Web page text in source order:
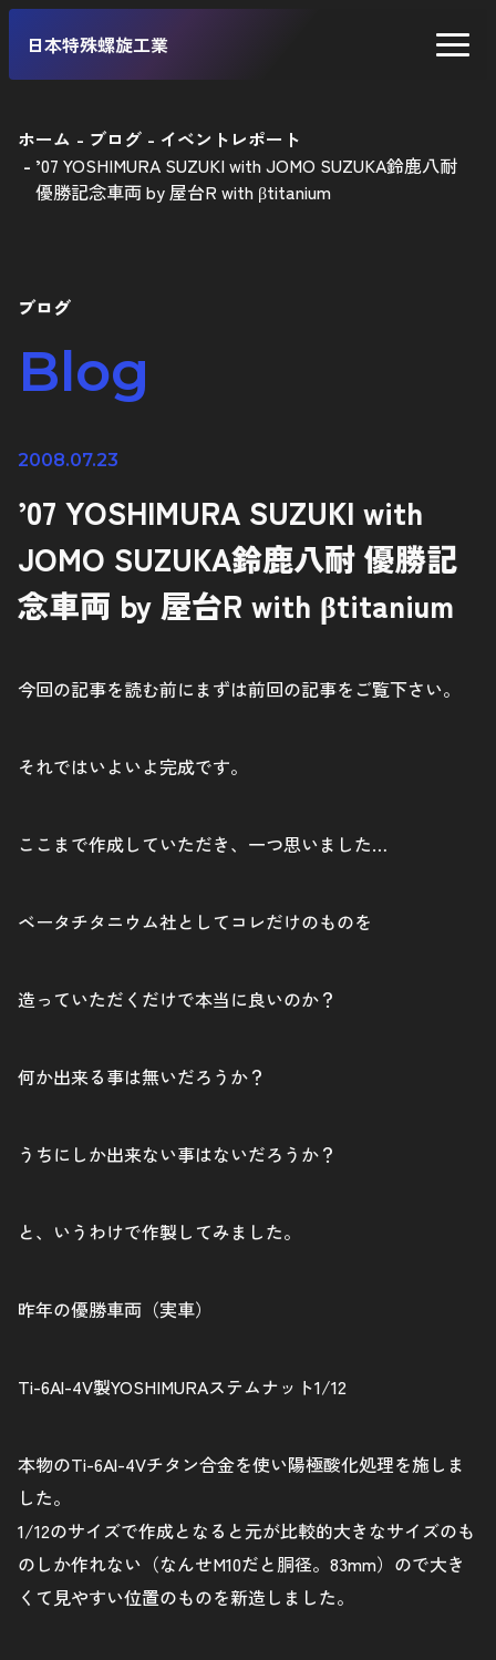
日本特殊螺旋工業
二輪車
工業製品
ホーム ブログ
イベントレポート
’07 YOSHIMURA SUZUKI with JOMO SUZUKA鈴鹿八耐
優勝記念車両 by 屋台R with βtitanium
ブログ
Blog
2008.07.23
’07 YOSHIMURA SUZUKI with
JOMO SUZUKA鈴鹿八耐 優勝記
念車両 by 屋台R with βtitanium
今回の記事を読む前にまずは前回の記事をご覧下さい。
それではいよいよ完成です。
ここまで作成していただき、一つ思いました…
ベータチタニウム社としてコレだけのものを
造っていただくだけで本当に良いのか？
何か出来る事は無いだろうか？
うちにしか出来ない事はないだろうか？
と、いうわけで作製してみました。
昨年の優勝車両（実車）
Ti-6Al-4V製YOSHIMURAステムナット1/12
本物のTi-6Al-4Vチタン合金を使い陽極酸化処理を施しま
した。
1/12のサイズで作成となると元が比較的大きなサイズのも
のしか作れない（なんせM10だと胴径。83mm）ので大き
くて見やすい位置のものを新造しました。